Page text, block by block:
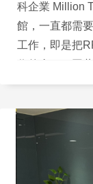
科企業 Million
館，一直都需
工作，即是把
弱勢青年提供